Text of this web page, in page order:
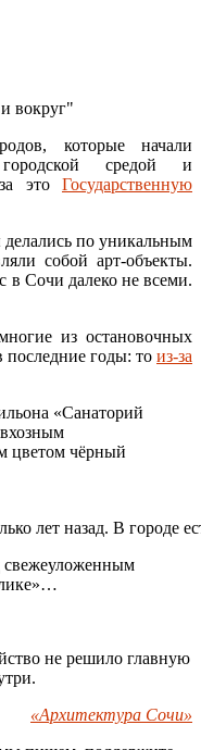
вокруг"
которые начали
средой и
это Государственную
по уникальным
собой арт-объекты.
в Сочи далеко не всеми.
из остановочных
годы: то из-за
«Санаторий
цветом чёрный
лет назад. В городе
свежеуложенным
не решило главную
«Архитектура Сочи»